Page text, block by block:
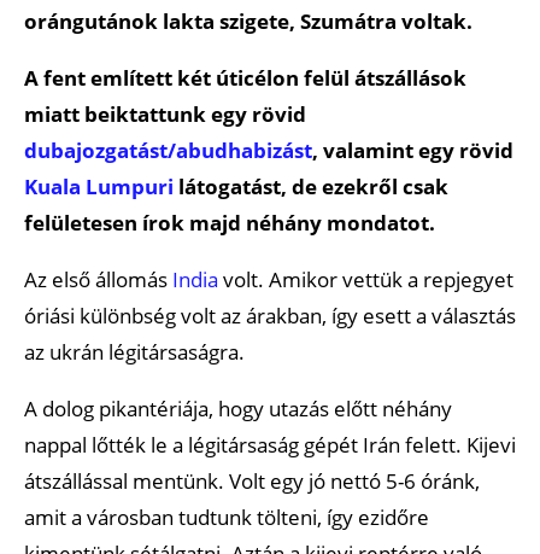
orángutánok lakta szigete, Szumátra voltak.
A fent említett két úticélon felül átszállások
miatt beiktattunk egy rövid
dubajozgatást/abudhabizást, valamint egy rövid
Kuala Lumpuri látogatást, de ezekről csak
felületesen írok majd néhány mondatot.
Az első állomás India volt. Amikor vettük a repjegyet
óriási különbség volt az árakban, így esett a választás
az ukrán légitársaságra.
A dolog pikantériája, hogy utazás előtt néhány
nappal lőtték le a légitársaság gépét Irán felett. Kijevi
átszállással mentünk. Volt egy jó nettó 5-6 óránk,
amit a városban tudtunk tölteni, így ezidőre